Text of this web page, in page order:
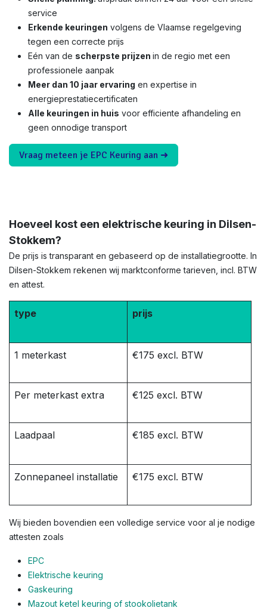
service
Erkende keuringen volgens de Vlaamse regelgeving
tegen een correcte prijs
Eén van de scherpste prijzen in de regio met een
professionele aanpak
Meer dan 10 jaar ervaring en expertise in
energieprestatiecertificaten
Alle keuringen in huis voor efficiente afhandeling en
geen onnodige transport
Vraag meteen je EPC Keuring aan ➜
Hoeveel kost een elektrische keuring in Dilsen-
Stokkem?
De prijs is transparant en gebaseerd op de installatiegrootte. In
Dilsen-Stokkem rekenen wij marktconforme tarieven, incl. BTW
en attest.
type prijs
1 meterkast €175 excl. BTW
Per meterkast extra €125 excl. BTW
Laadpaal €185 excl. BTW
Zonnepaneel installatie €175 excl. BTW
Wij bieden bovendien een volledige service voor al je nodige
attesten zoals
EPC
Elektrische keuring
Gaskeuring
Mazout ketel keuring of stookolietank